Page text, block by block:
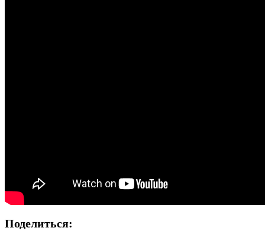
Поделиться: